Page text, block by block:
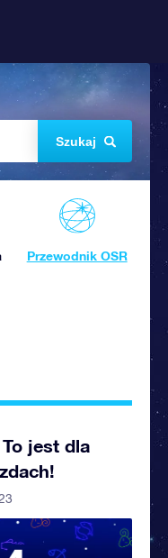
Szukaj
Przewodnik OSR
jest dla